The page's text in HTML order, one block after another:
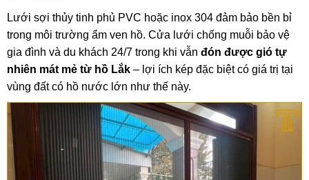
Lưới sợi thủy tinh phủ PVC hoặc inox 304 đảm bảo bền bỉ
trong môi trường ẩm ven hồ. Cửa lưới chống muỗi bảo vệ
gia đình và du khách 24/7 trong khi vẫn đón được gió tự
nhiên mát mẻ từ hồ Lắk – lợi ích kép đặc biệt có giá trị tại
vùng đất có hồ nước lớn như thế này.